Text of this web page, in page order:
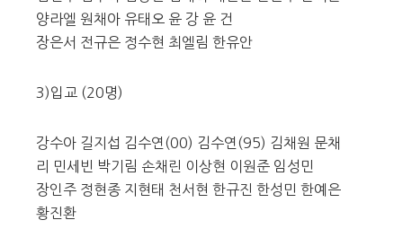
양라엘 원채아 유태오 윤 강 윤 건
장은서 전규은 정수현 최엘림 한유안
3)입교 (20명)
강수아 길지섭 김수연(00) 김수연(95) 김채원 문채
리 민세빈 박기림 손채린 이상현 이원준 임성민
장인주 정현종 지현태 천서현 한규진 한성민 한예은
황진환